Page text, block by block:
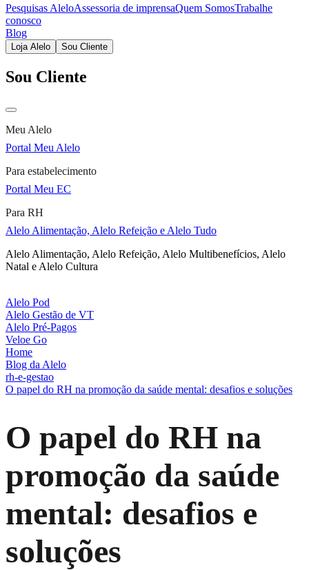
Pesquisas AleloAssessoria de imprensaQuem SomosTrabalhe
conosco
Blog
Loja Alelo Sou Cliente
Sou Cliente
Meu Alelo
Portal Meu Alelo
Para estabelecimento
Portal Meu EC
Para RH
Alelo Alimentação, Alelo Refeição e Alelo Tudo
Alelo Alimentação, Alelo Refeição, Alelo Multibenefícios, Alelo
Natal e Alelo Cultura
Alelo Pod
Alelo Gestão de VT
Alelo Pré-Pagos
Veloe Go
Home
Blog da Alelo
rh-e-gestao
O papel do RH na promoção da saúde mental: desafios e soluções
O papel do RH na
promoção da saúde
mental: desafios e
soluções